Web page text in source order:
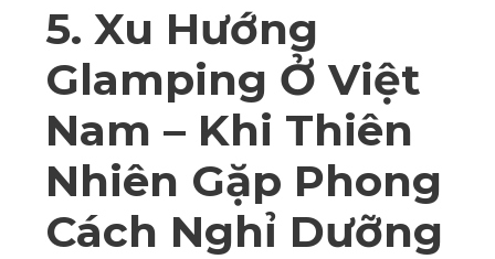
5. Xu Hướng
Glamping Ở Việt
Nam – Khi Thiên
Nhiên Gặp Phong
Cách Nghỉ Dưỡng